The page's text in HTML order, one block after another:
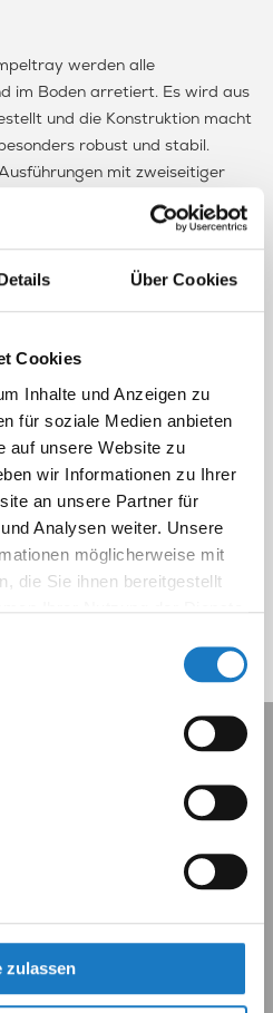
Über Cookies
Cookies
Inhalte und Anzeigen zu
für soziale Medien anbieten
auf unsere Website zu
wir Informationen zu Ihrer
an unsere Partner für
Analysen weiter. Unsere
möglicherweise mit
die Sie ihnen bereitgestellt
zulassen
werden alle
im Boden arretiert. Es wird aus
und die Konstruktion macht
robust und stabil.
mit zweiseitiger
wird flachliegend, nicht
Präsentationskarton
pro Stück